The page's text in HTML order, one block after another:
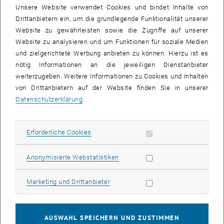
Wo?
Online-Plattform. Für eine Teilnahmeregistrieren, öffnet eine externe
Sie sich bitte bis
spätestens 9.4.2021 (begrenzte Teilnehmerzahl). Den Zugangslink
erhalten Sie rechtzeitig vor dem Termin per E-Mail.
Wer?
Die Einladung richtet sich an alle Projektmitarbeiter_innen,
Mitglieder desClusters Forschungsdaten
haben.
Vorläufige Agenda
10.00-10.10 Begrüßung und Eröffnung
10.10-10.45 Einführung Cluster Forschungsdaten
10.45-11.00 Kaffeepause
Unsere Website verwendet Cookies und bindet Inhalte von
Drittanbietern ein, um die grundlegende Funktionalität unserer
Website zu gewährleisten sowie die Zugriffe auf unserer
Website zu analysieren und um Funktionen für soziale Medien
und zielgerichtete Werbung anbieten zu können. Hierzu ist es
nötig Informationen an die jeweiligen Dienstanbieter
weiterzugeben. Weitere Informationen zu Cookies und Inhalten
von Drittanbietern auf der Website finden Sie in unserer
Datenschutzerklärung
Erforderliche Cookies Erforderliche Cookies zulassen
Anonymisierte WebstatistikenStatistik Cookies zulassen
Marketing und DrittanbieterMarketing Cookies zulassen
AUSWAHL SPEICHERN UND ZUSTIMMEN